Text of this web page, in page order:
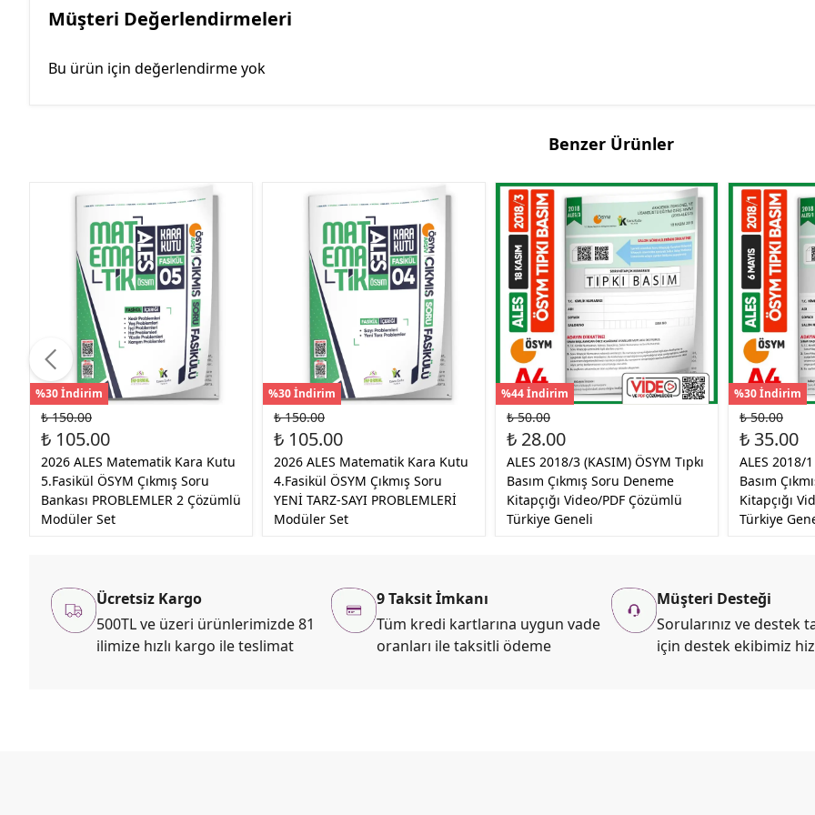
Müşteri Değerlendirmeleri
Bu ürün için değerlendirme yok
Benzer Ürünler
%30 İndirim
₺ 150.00
₺ 105.00
2026 ALES Matematik Kara Kutu
5.Fasikül ÖSYM Çıkmış Soru
Bankası PROBLEMLER 2 Çözümlü
Modüler Set
%30 İndirim
₺ 150.00
₺ 105.00
2026 ALES Matematik Kara Kutu
4.Fasikül ÖSYM Çıkmış Soru
YENİ TARZ-SAYI PROBLEMLERİ
Modüler Set
%44 İndirim
₺ 50.00
₺ 28.00
ALES 2018/3 (KASIM) ÖSYM Tıpkı
Basım Çıkmış Soru Deneme
Kitapçığı Video/PDF Çözümlü
Türkiye Geneli
%30 İndirim
₺ 50.00
₺ 35.00
ALES 2018/1
Basım
Kitapçığı
Türkiye
Ücretsiz Kargo
500TL ve üzeri ürünlerimizde 81
ilimize hızlı kargo ile teslimat
9 Taksit İmkanı
Tüm kredi kartlarına uygun vade
oranları ile taksitli ödeme
Müşteri Desteği
Sorularınız ve destek
için destek ekibimiz